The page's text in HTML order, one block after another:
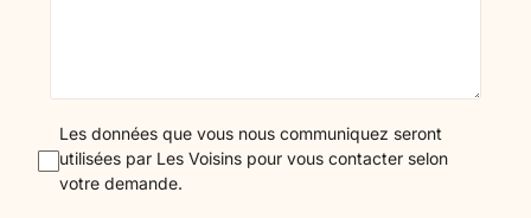
Les données que vous nous communiquez seront
utilisées par Les Voisins pour vous contacter selon
votre demande.